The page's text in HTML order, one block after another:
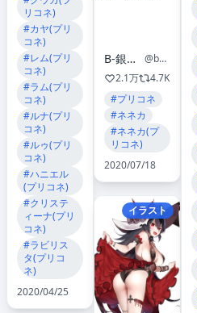
リコネ)
#カヤ(プリ
コネ)
#レム(プリ
コネ)
#ラム(プリ
コネ)
#ルナ(プリ
コネ)
#ルゥ(プリ
コネ)
#ハニエル
(プリコネ)
#クリステ
ィーナ(プリ
コネ)
#ラビリス
タ(プリコ
ネ)
2020/04/25
B-銀河@馬主始めました
@body_ma_ginga
2.1万
4.7K
#プリコネ
#ネネカ
#ネネカ(プ
リコネ)
2020/07/18
イラスト